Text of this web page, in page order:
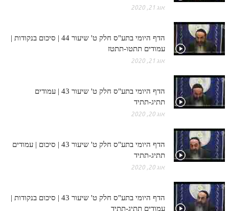
אוג 21, 2020
הדף היומי בתע"ס חלק ט' שיעור 44 | סיכום בנקודות |
עמודים תתטו-תתטז
אוג 21, 2020
הדף היומי בתע"ס חלק ט' שיעור 43 | עמודים
תתיג-תתיד
אוג 20, 2020
הדף היומי בתע"ס חלק ט' שיעור 43 | סיכום | עמודים
תתיג-תתיד
אוג 20, 2020
הדף היומי בתע"ס חלק ט' שיעור 43 | סיכום בנקודות |
עמודים תתיג-תתיד